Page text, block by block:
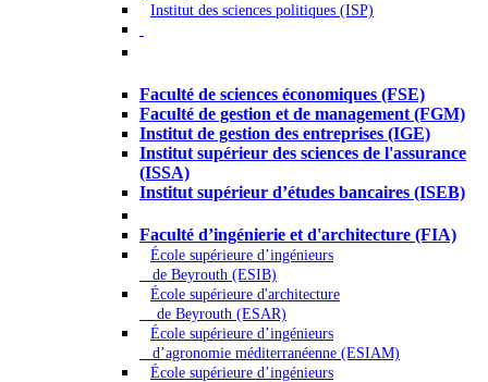
Institut des sciences politiques (ISP)
Faculté de sciences économiques (FSE)
Faculté de gestion et de management (FGM)
Institut de gestion des entreprises (IGE)
Institut supérieur des sciences de l'assurance
(ISSA)
Institut supérieur d’études bancaires (ISEB)
Faculté d’ingénierie et d'architecture (FIA)
École supérieure d’ingénieurs
de Beyrouth (ESIB)
École supérieure d'architecture
de Beyrouth (ESAR)
École supérieure d’ingénieurs
d’agronomie méditerranéenne (ESIAM)
École supérieure d’ingénieurs